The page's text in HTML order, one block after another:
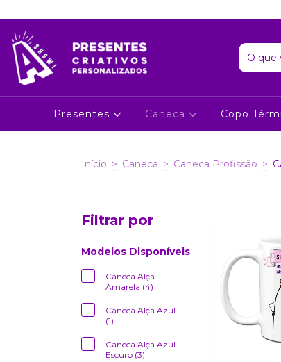
Presentes Caneca Copo
Início > Caneca > Caneca Profissão >
Filtrar por
Modelos Disponíveis
Caneca Alça
Amarela (4)
Caneca Alça Azul
(1)
Caneca Alça Azul
Escuro (3)